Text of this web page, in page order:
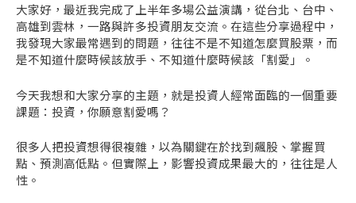
大家好，最近我完成了上半年多場公益演講，從台北、台中、
高雄到雲林，一路與許多投資朋友交流。在這些分享過程中，
我發現大家最常遇到的問題，往往不是不知道怎麼買股票，而
是不知道什麼時候該放手、不知道什麼時候該「割愛」。
今天我想和大家分享的主題，就是投資人經常面臨的一個重要
課題：投資，你願意割愛嗎？
很多人把投資想得很複雜，以為關鍵在於找到飆股、掌握買
點、預測高低點。但實際上，影響投資成果最大的，往往是人
性。